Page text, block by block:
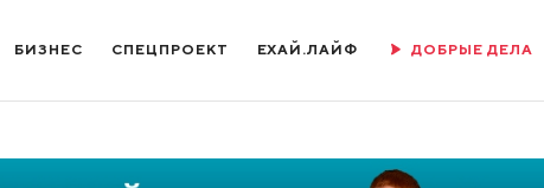
БИЗНЕС СПЕЦПРОЕКТ ЕХАЙ.ЛАЙФ ДОБРЫЕ ДЕЛА